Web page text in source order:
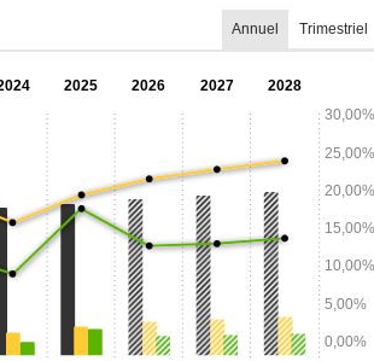
Annuel Trimestriel